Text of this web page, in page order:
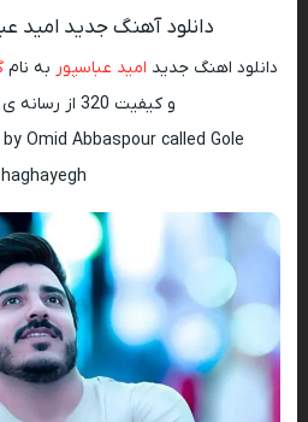
دانلود آهنگ جدید امید
دانلود اهنگ جدید امید عباسپور به نام
و کیفیت 320 از رسانه ی
Omid Abbaspour called Gole